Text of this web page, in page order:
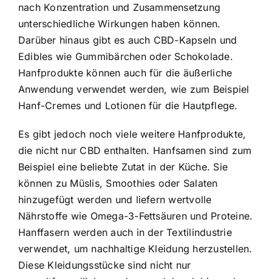
nach Konzentration und Zusammensetzung
unterschiedliche Wirkungen haben können.
Darüber hinaus gibt es auch CBD-Kapseln und
Edibles wie Gummibärchen oder Schokolade.
Hanfprodukte können auch für die äußerliche
Anwendung verwendet werden, wie zum Beispiel
Hanf-Cremes und Lotionen für die Hautpflege.
Es gibt jedoch noch viele weitere Hanfprodukte,
die nicht nur CBD enthalten. Hanfsamen sind zum
Beispiel eine beliebte Zutat in der Küche. Sie
können zu Müslis, Smoothies oder Salaten
hinzugefügt werden und liefern wertvolle
Nährstoffe wie Omega-3-Fettsäuren und Proteine.
Hanffasern werden auch in der Textilindustrie
verwendet, um nachhaltige Kleidung herzustellen.
Diese Kleidungsstücke sind nicht nur